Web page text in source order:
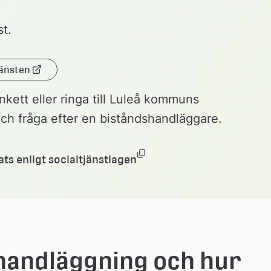
eller ringa till Luleå kommuns
fråga efter en biståndshandläggare.
enligt socialtjänstlagen
och hur